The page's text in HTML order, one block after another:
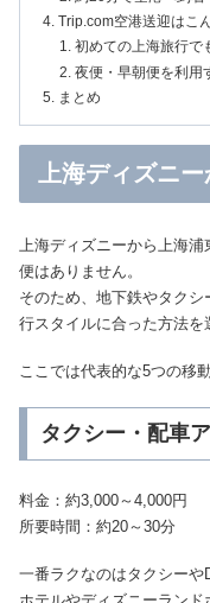
Trip.com空港送迎はこ
初めての上海旅行で
夜便・早朝便を利用
まとめ
上海ディズニ
上海ディズニーから上海
便はありません。
そのため、地下鉄やタク
行スタイルに合った方法を
ここでは代表的な5つの移
タクシー・配車
料金：約3,000～4,000円
所要時間：約20～30分
一番ラクなのはタクシーや